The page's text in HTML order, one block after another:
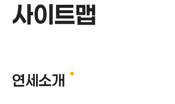
사이트맵
연세소개